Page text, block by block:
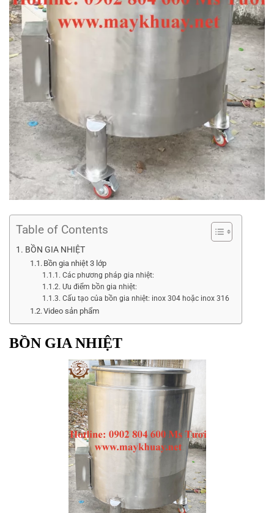
Table of Contents
BỒN GIA NHIỆT
Bồn gia nhiệt 3 lớp
Các phương pháp gia nhiệt:
Ưu điểm bồn gia nhiệt:
Cấu tạo của bồn gia nhiệt: inox 304 hoặc inox 316
Video sản phẩm
BỒN GIA NHIỆT